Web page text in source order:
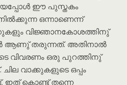
ഈ പുസ്തകം
ഒന്നാണെന്ന്
വിജ്ഞാനകോശത്തിനു്
ആണു് തരുന്നത്. അതിനാൽ
വിവരണം ഒരു പുറത്തിനു്
വാക്കുകളുടെ ഒപ്പം
ഇത് കൊണ്ട് തന്നെ